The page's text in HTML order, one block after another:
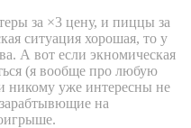
за ×3 цену, и пиццы за
ситуация хорошая, то у
А вот если экномическая
(я вообще про любую
никому уже интересны не
на